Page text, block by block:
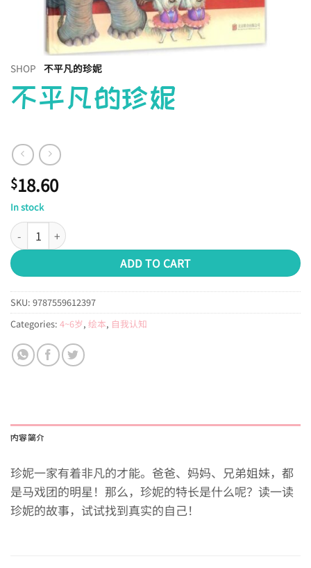
SHOP 不平凡的珍妮
不平凡的珍妮
$18.60
In stock
不平凡的珍妮 quantity
ADD TO CART
SKU: 9787559612397
Categories: 4~6岁, 绘本, 自我认知
内容简介
珍妮一家有着非凡的才能。爸爸、妈妈、兄弟姐妹，都
是马戏团的明星！那么，珍妮的特长是什么呢？读一读
珍妮的故事，试试找到真实的自己！